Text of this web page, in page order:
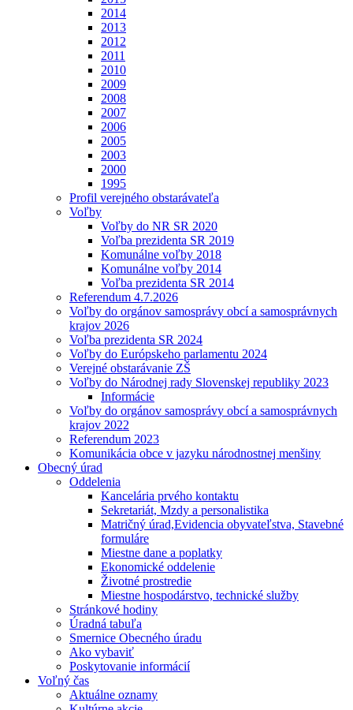
2014
2013
2012
2011
2010
2009
2008
2007
2006
2005
2003
2000
1995
Profil verejného obstarávateľa
Voľby
Voľby do NR SR 2020
Voľba prezidenta SR 2019
Komunálne voľby 2018
Komunálne voľby 2014
Voľba prezidenta SR 2014
Referendum 4.7.2026
Voľby do orgánov samosprávy obcí a samosprávnych
krajov 2026
Voľba prezidenta SR 2024
Voľby do Európskeho parlamentu 2024
Verejné obstarávanie ZŠ
Voľby do Národnej rady Slovenskej republiky 2023
Informácie
Voľby do orgánov samosprávy obcí a samosprávnych
krajov 2022
Referendum 2023
Komunikácia obce v jazyku národnostnej menšiny
Obecný úrad
Oddelenia
Kancelária prvého kontaktu
Sekretariát, Mzdy a personalistika
Matričný úrad,Evidencia obyvateľstva, Stavebné
formuláre
Miestne dane a poplatky
Ekonomické oddelenie
Životné prostredie
Miestne hospodárstvo, technické služby
Stránkové hodiny
Úradná tabuľa
Smernice Obecného úradu
Ako vybaviť
Poskytovanie informácií
Voľný čas
Aktuálne oznamy